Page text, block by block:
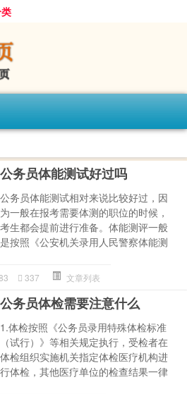
公务员体能测试好过吗
公务员体能测试相对来说比较好过，因
为一般在报考需要体测的职位的时候，
考生都会提前进行准备。体能测评一般
是按照《公安机关录用人民警察体能测
337 文章列表
公务员体检需要注意什么
1.体检按照《公务员录用特殊体检标准
（试行）》等相关规定执行，受检者在
体检组织实施机关指定体检医疗机构进
行体检，其他医疗单位的检查结果一律